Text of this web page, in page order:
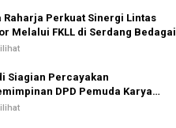
Raharja Perkuat Sinergi Lintas
Melalui FKLL di Serdang Bedagai
Siagian Percayakan
DPD Pemuda Karya
Kota Medan kepada Josef